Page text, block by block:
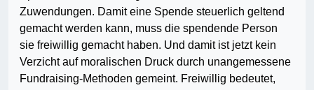
Zuwendungen. Damit ei­ne Spende steuerlich geltend
gemacht werden kann, muss die spenden­de Person
sie freiwillig gemacht haben. Und damit ist jetzt kein
Verzicht auf moralischen Druck durch unangemessene
Fundraising-Methoden gemeint. Freiwillig bedeutet,